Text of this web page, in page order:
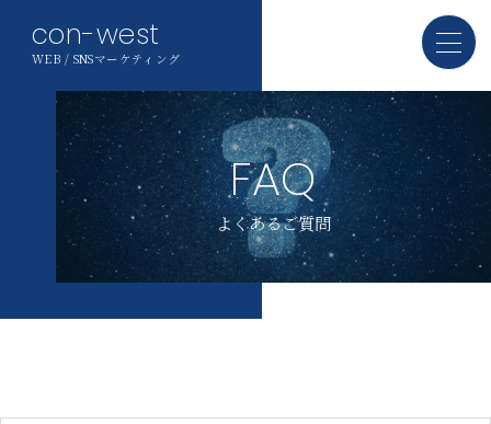
con-west
WEB / SNSマーケティング
FAQ
よくあるご質問